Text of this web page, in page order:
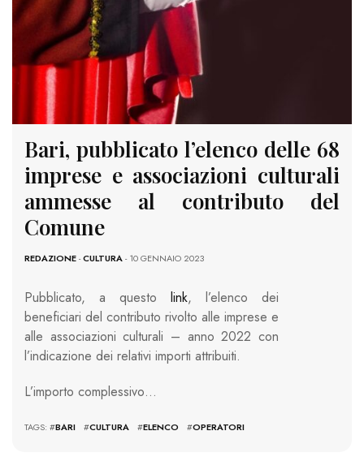
Bari, pubblicato l’elenco delle 68
imprese e associazioni culturali
ammesse al contributo del
Comune
REDAZIONE-CULTURA- 10 GENNAIO 2023
Pubblicato, a questo link, l’elenco dei
beneficiari del contributo rivolto alle imprese e
alle associazioni culturali – anno 2022 con
l’indicazione dei relativi importi attribuiti.
L’importo complessivo…
TAGS: #BARI #CULTURA #ELENCO #OPERATORI